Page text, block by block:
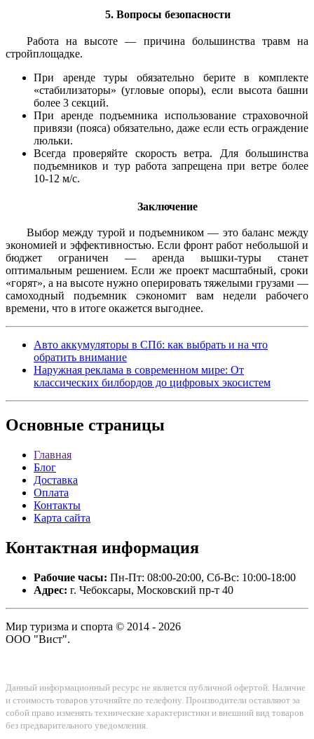
5. Вопросы безопасности
Работа на высоте — причина большинства травм на
стройплощадке.
При аренде туры обязательно берите в комплекте
«стабилизаторы» (угловые опоры), если высота башни
более 3 секций.
При аренде подъемника использование страховочной
привязи (пояса) обязательно, даже если есть ограждение
люльки.
Всегда проверяйте скорость ветра. Для большинства
подъемников и тур работа запрещена при ветре более
10-12 м/с.
Заключение
Выбор между турой и подъемником — это баланс между
экономией и эффективностью. Если фронт работ небольшой и
бюджет ограничен — аренда вышки-туры станет
оптимальным решением. Если же проект масштабный, сроки
«горят», а на высоте нужно оперировать тяжелыми грузами —
самоходный подъемник сэкономит вам недели рабочего
времени, что в итоге окажется выгоднее.
Авто аккумуляторы в СПб: как выбрать и на что
обратить внимание
Наружная реклама в современном мире: От
классических билбордов до цифровых экосистем
Основные страницы
Главная
Блог
Доставка
Оплата
Контакты
Карта сайта
Контактная информация
Рабочие часы: Пн-Пт: 08:00-20:00, Сб-Вс: 10:00-18:00
Адрес: г. Чебоксары, Московский пр-т 40
Мир туризма и спорта © 2014 - 2026
ООО "Вист".
Данный информационный ресурс не является публичной офертой. Наличие
и стоимость товаров уточняйте по телефону. Производители оставляют за
собой право изменять технические характеристики и внешний вид товаров
без предварительного уведомления.